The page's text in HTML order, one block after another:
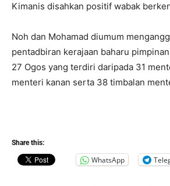
Kimanis disahkan positif wabak
Noh dan Mohamad diumum
pentadbiran kerajaan baharu
27 Ogos yang terdiri daripada 31
menteri kanan serta 38 timbalan
Share this:
WhatsApp